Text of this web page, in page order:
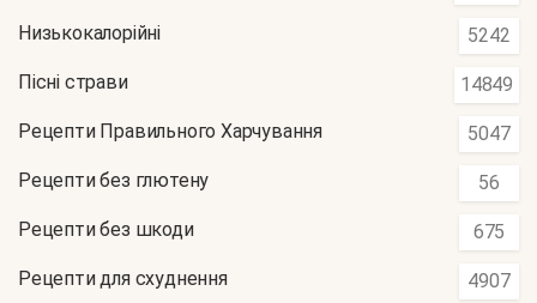
Низькокалорійні 5242
Пісні страви 14849
Рецепти Правильного Харчування 5047
Рецепти без глютену 56
Рецепти без шкоди 675
Рецепти для схуднення 4907